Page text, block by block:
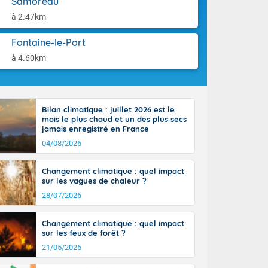
à 2.47km
Fontaine-le-Port
à 4.60km
l'après-
14
il fait
30 à 35
Bilan climatique : juillet 2026 est le
mois le plus chaud et un des plus secs
jamais enregistré en France
04/08/2026
Changement climatique : quel impact
sur les vagues de chaleur ?
28/07/2026
Changement climatique : quel impact
sur les feux de forêt ?
21/05/2026